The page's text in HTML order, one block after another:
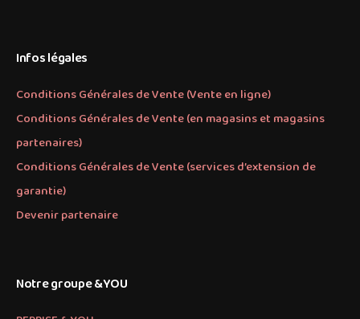
Infos légales
Conditions Générales de Vente (Vente en ligne)
Conditions Générales de Vente (en magasins et magasins
partenaires)
Conditions Générales de Vente (services d’extension de
garantie)
Devenir partenaire
Notre groupe &YOU